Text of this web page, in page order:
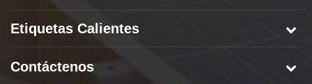
Etiquetas Calientes
Contáctenos